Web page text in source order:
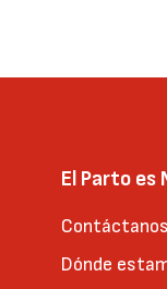
El Parto es
Contáctanos
Dónde